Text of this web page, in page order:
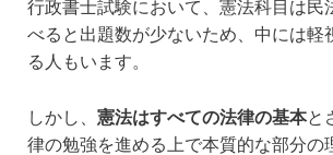
行政書士試験において、憲法科目は民
べると出題数が少ないため、中には軽
る人もいます。
しかし、 憲法はすべての法律の基本と
律の勉強を進める上で本質的な部分の